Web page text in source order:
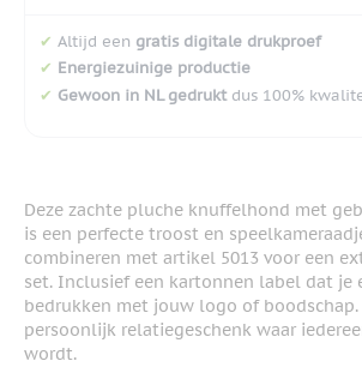
✔ Altijd een gratis digitale drukproef
✔ Energiezuinige productie
✔ Gewoon in NL gedruktdus 100%
Deze zachte pluche knuffelhond met
is een perfecte troost en
combineren met artikel 5013 voor een
set. Inclusief een kartonnen label dat je
bedrukken met jouw logo of boodschap.
persoonlijk relatiegeschenk waar
wordt.